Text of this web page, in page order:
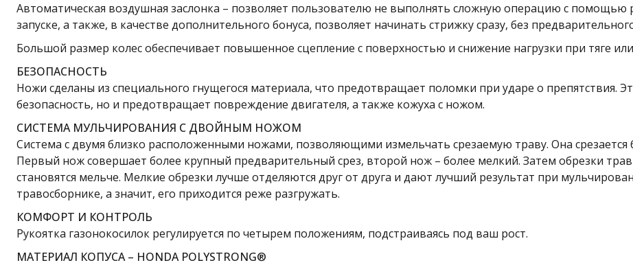
Автоматическая воздушная заслонка – позволяет пользователю не выполнять сложную операцию с помощью
запуске, а также, в качестве дополнительного бонуса, позволяет начинать стрижку сразу, без
Большой размер колес обеспечивает повышенное сцепление с поверхностью и снижение нагрузки при тяге
БЕЗОПАСНОСТЬ
Ножи сделаны из специального гнущегося материала, что предотвращает поломки при ударе о препятствия.
безопасность, но и предотвращает повреждение двигателя, а также кожуха с ножом.
СИСТЕМА МУЛЬЧИРОВАНИЯ С ДВОЙНЫМ НОЖОМ
Система с двумя близко расположенными ножами, позволяющими измельчать срезаемую траву. Она срезается
Первый нож совершает более крупный предварительный срез, второй нож – более мелкий. Затем обрезки
становятся мельче. Мелкие обрезки лучше отделяются друг от друга и дают лучший результат при
травосборнике, а значит, его приходится реже разгружать.
КОМФОРТ И КОНТРОЛЬ
Рукоятка газонокосилок регулируется по четырем положениям, подстраиваясь под ваш рост.
МАТЕРИАЛ КОПУСА – HONDA POLYSTRONG®